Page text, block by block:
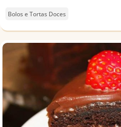
Bolos e Tortas Doces